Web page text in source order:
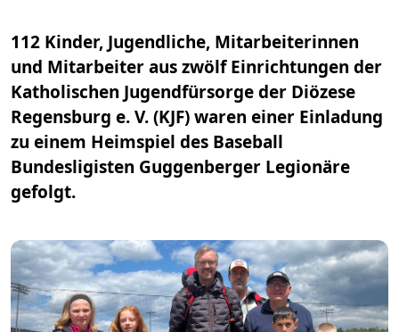
112 Kinder, Jugendliche, Mitarbeiterinnen
und Mitarbeiter aus zwölf Einrichtungen der
Katholischen Jugendfürsorge der Diözese
Regensburg e. V. (KJF) waren einer Einladung
zu einem Heimspiel des Baseball
Bundesligisten Guggenberger Legionäre
gefolgt.